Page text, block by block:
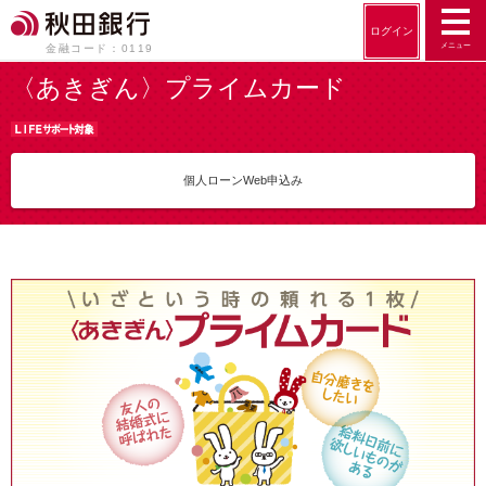
メニュー
ログイン
金融コード：0119
〈あきぎん〉プライムカード
個人ローンWeb申込み